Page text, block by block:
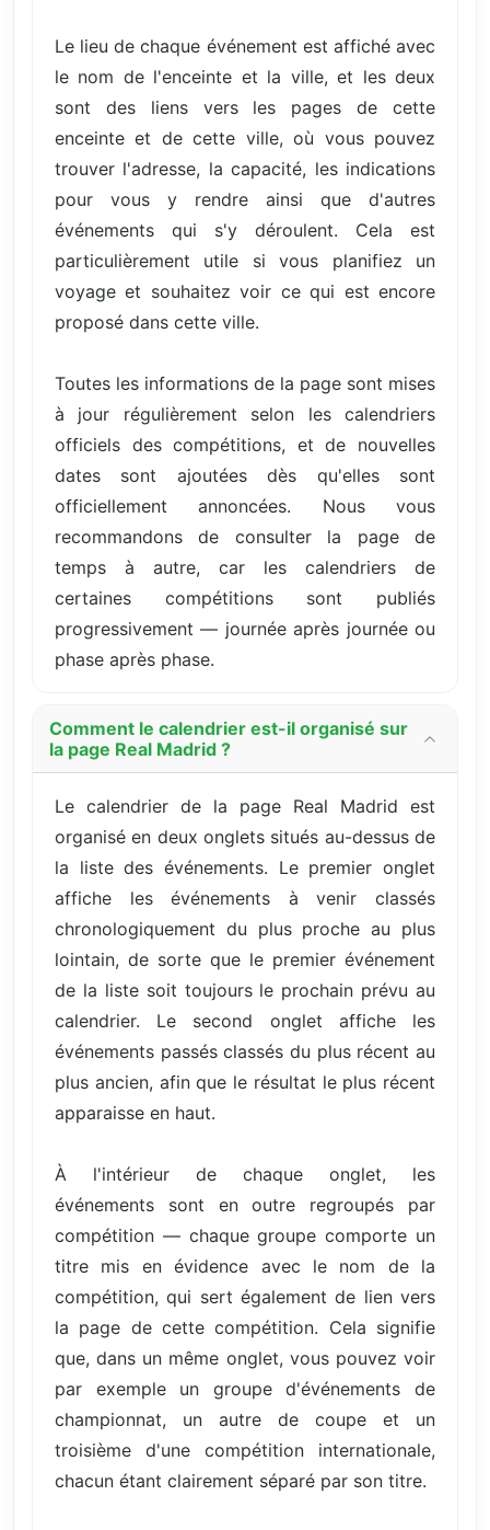
Le lieu de chaque événement est affiché avec
le nom de l'enceinte et la ville, et les deux
sont des liens vers les pages de cette
enceinte et de cette ville, où vous pouvez
trouver l'adresse, la capacité, les indications
pour vous y rendre ainsi que d'autres
événements qui s'y déroulent. Cela est
particulièrement utile si vous planifiez un
voyage et souhaitez voir ce qui est encore
proposé dans cette ville.
Toutes les informations de la page sont mises
à jour régulièrement selon les calendriers
officiels des compétitions, et de nouvelles
dates sont ajoutées dès qu'elles sont
officiellement annoncées. Nous vous
recommandons de consulter la page de
temps à autre, car les calendriers de
certaines compétitions sont publiés
progressivement — journée après journée ou
phase après phase.
Comment le calendrier est-il organisé sur
la page Real Madrid ?
Le calendrier de la page Real Madrid est
organisé en deux onglets situés au-dessus de
la liste des événements. Le premier onglet
affiche les événements à venir classés
chronologiquement du plus proche au plus
lointain, de sorte que le premier événement
de la liste soit toujours le prochain prévu au
calendrier. Le second onglet affiche les
événements passés classés du plus récent au
plus ancien, afin que le résultat le plus récent
apparaisse en haut.
À l'intérieur de chaque onglet, les
événements sont en outre regroupés par
compétition — chaque groupe comporte un
titre mis en évidence avec le nom de la
compétition, qui sert également de lien vers
la page de cette compétition. Cela signifie
que, dans un même onglet, vous pouvez voir
par exemple un groupe d'événements de
championnat, un autre de coupe et un
troisième d'une compétition internationale,
chacun étant clairement séparé par son titre.